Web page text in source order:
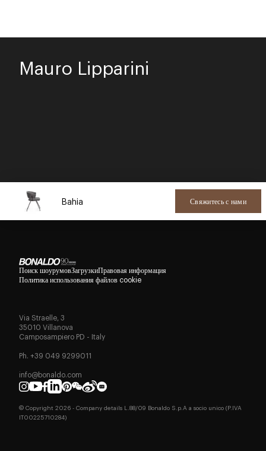
Mauro Lipparini
Bahia Свяжитесь с нами
Поиск шоурумовЗагрузкиПравовая информация
Политика использования файлов cookie
Via Straelle, 3
35010 Villanova
Camposampiero PD - Italy
Ph. +39 049 9299011
info@bonaldo.com
© Copyright 2026 - Company details L.88/09 Bonaldo S.p.A a socio unico (P.IVA
IT00225710284)